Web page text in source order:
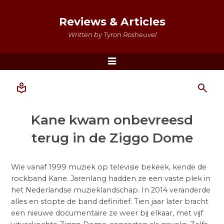
Reviews & Articles
Written by Tyron Rosheuvel
Menu
Kane kwam onbevreesd
terug in de Ziggo Dome
Wie vanaf 1999 muziek op televisie bekeek, kende de
rockband Kane. Jarenlang hadden ze een vaste plek in
het Nederlandse muzieklandschap. In 2014 veranderde
alles en stopte de band definitief. Tien jaar later bracht
een nieuwe documentaire ze weer bij elkaar, met vijf